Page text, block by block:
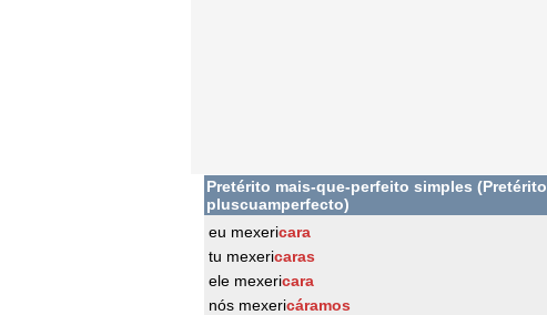
Pretérito mais-que-perfeito simples (Pretérito
pluscuamperfecto)
eu mexericara
tu mexericaras
ele mexericara
nós mexericáramos